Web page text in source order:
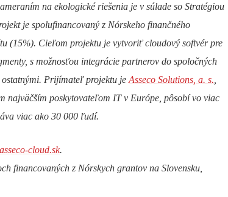
na ekologické riešenia je v súlade so Stratégiou
je spolufinancovaný z Nórskeho finančného
(15%). Cieľom projektu je vytvoriť cloudový softvér pre
s možnosťou integrácie partnerov do spoločných
ostatnými. Prijímateľ projektu je Asseco Solutions, a. s.
najväčším poskytovateľom IT v Európe, pôsobí vo viac
viac ako 30 000 ľudí.
asseco-cloud.sk.
financovaných z Nórskych grantov na Slovensku,